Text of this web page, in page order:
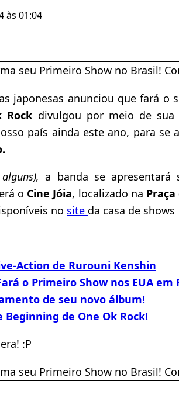
às 01:04
japonesas anunciou que fará o
Rock divulgou por meio de
país ainda este ano, para se
alguns),a banda se
o Cine Jóia, localizado na Praça
no site da casa de shows
Action de Rurouni Kenshin
o Primeiro Show nos EUA em
de seu novo álbum!
Beginning de One Ok Rock!
:P